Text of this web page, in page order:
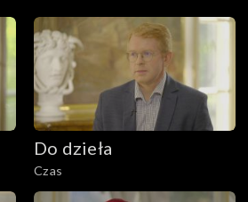
Odcinki
Do dzieła
Czas